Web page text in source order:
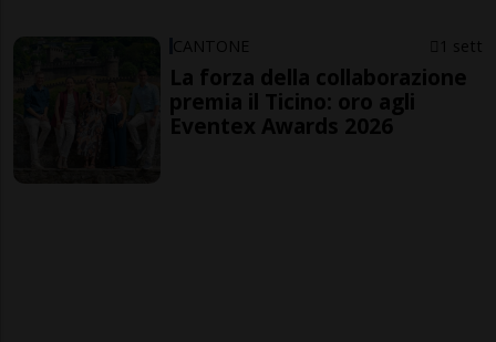
CANTONE 1 sett
La forza della collaborazione
premia il Ticino: oro agli
Eventex Awards 2026